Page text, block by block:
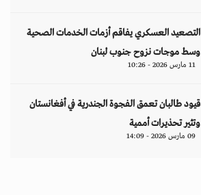
التصعيد العسكري يفاقم أزمات الخدمات الصحية
وسط موجات نزوح جنوب لبنان
11 مارس 2026 - 10:26
قيود طالبان تعمق الفجوة الجندرية في أفغانستان
وتثير تحذيرات أممية
09 مارس 2026 - 14:09